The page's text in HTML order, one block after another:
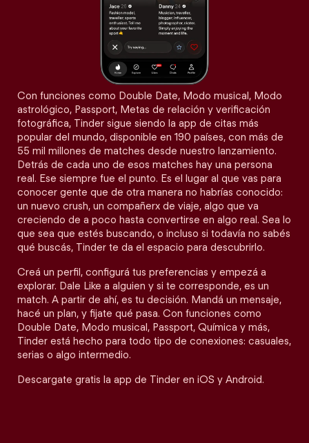
Con funciones como Double Date, Modo musical, Modo
astrológico, Passport, Metas de relación y verificación
fotográfica, Tinder sigue siendo la app de citas más
popular del mundo, disponible en 190 países, con más de
55 mil millones de matches desde nuestro lanzamiento.
Detrás de cada uno de esos matches hay una persona
real. Ese siempre fue el punto. Es el lugar al que vas para
conocer gente que de otra manera no habrías conocido:
un nuevo crush, un compañerx de viaje, algo que va
creciendo de a poco hasta convertirse en algo real. Sea lo
que sea que estés buscando, o incluso si todavía no sabés
qué buscás, Tinder te da el espacio para descubrirlo.
Creá un perfil, configurá tus preferencias y empezá a
explorar. Dale Like a alguien y si te corresponde, es un
match. A partir de ahí, es tu decisión. Mandá un mensaje,
hacé un plan, y fijate qué pasa. Con funciones como
Double Date, Modo musical, Passport, Química y más,
Tinder está hecho para todo tipo de conexiones: casuales,
serias o algo intermedio.
Descargate gratis la app de Tinder en iOS y Android.